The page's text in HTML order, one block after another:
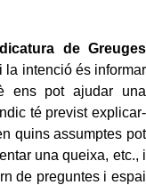
de Greuges
i la intenció és informar
ens pot ajudar una
té previst explicar-
quins assumptes pot
una queixa, etc., i
de preguntes i espai